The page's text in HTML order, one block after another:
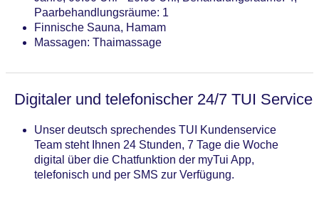
Paarbehandlungsräume: 1
Finnische Sauna, Hamam
Massagen: Thaimassage
Digitaler und telefonischer 24/7 TUI Service
Unser deutsch sprechendes TUI Kundenservice
Team steht Ihnen 24 Stunden, 7 Tage die Woche
digital über die Chatfunktion der myTui App,
telefonisch und per SMS zur Verfügung.